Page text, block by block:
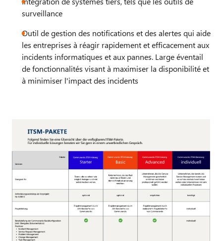
surveillance
Outil de gestion des notifications et des alertes qui aide
les entreprises à réagir rapidement et efficacement aux
incidents informatiques et aux pannes. Large éventail
de fonctionnalités visant à maximiser la disponibilité et
à minimiser l'impact des incidents